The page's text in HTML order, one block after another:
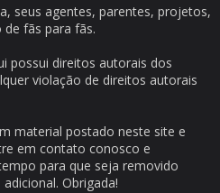
seus agentes, parentes, projetos,
fãs para fãs.
possui direitos autorais dos
violação de direitos autorais
material postado neste site e
em contato conosco e
para que seja removido
Obrigada!